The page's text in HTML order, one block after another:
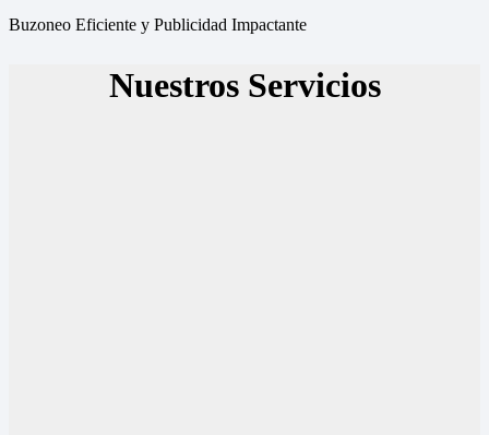
Buzoneo Eficiente y Publicidad Impactante
Nuestros Servicios